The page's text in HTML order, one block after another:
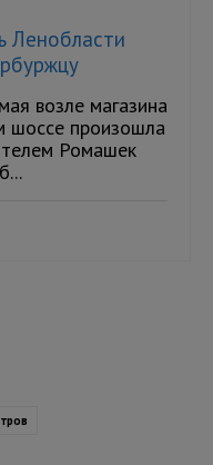
Ленобласти
возле магазина
шоссе произошла
Ромашек